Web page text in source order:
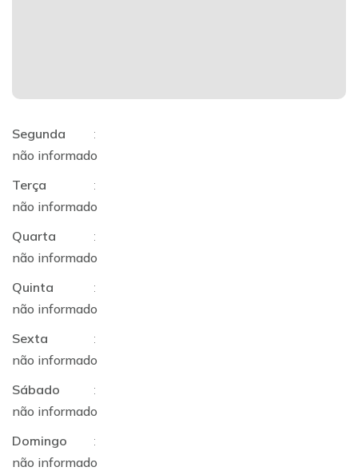
Segunda
:
não informado
Terça
:
não informado
Quarta
:
não informado
Quinta
:
não informado
Sexta
:
não informado
Sábado
:
não informado
Domingo
:
não informado